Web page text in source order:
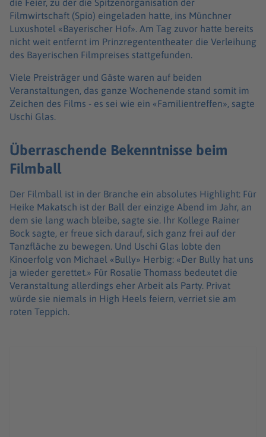
die Feier, zu der die Spitzenorganisation der
Filmwirtschaft (Spio) eingeladen hatte, ins Münchner
Luxushotel «Bayerischer Hof». Am Tag zuvor hatte bereits
nicht weit entfernt im Prinzregententheater die Verleihung
des Bayerischen Filmpreises stattgefunden.
Viele Preisträger und Gäste waren auf beiden
Veranstaltungen, das ganze Wochenende stand somit im
Zeichen des Films - es sei wie ein «Familientreffen», sagte
Uschi Glas.
Überraschende Bekenntnisse beim
Filmball
Der Filmball ist in der Branche ein absolutes Highlight: Für
Heike Makatsch ist der Ball der einzige Abend im Jahr, an
dem sie lang wach bleibe, sagte sie. Ihr Kollege Rainer
Bock sagte, er freue sich darauf, sich ganz frei auf der
Tanzfläche zu bewegen. Und Uschi Glas lobte den
Kinoerfolg von Michael «Bully» Herbig: «Der Bully hat uns
ja wieder gerettet.» Für Rosalie Thomass bedeutet die
Veranstaltung allerdings eher Arbeit als Party. Privat
würde sie niemals in High Heels feiern, verriet sie am
roten Teppich.